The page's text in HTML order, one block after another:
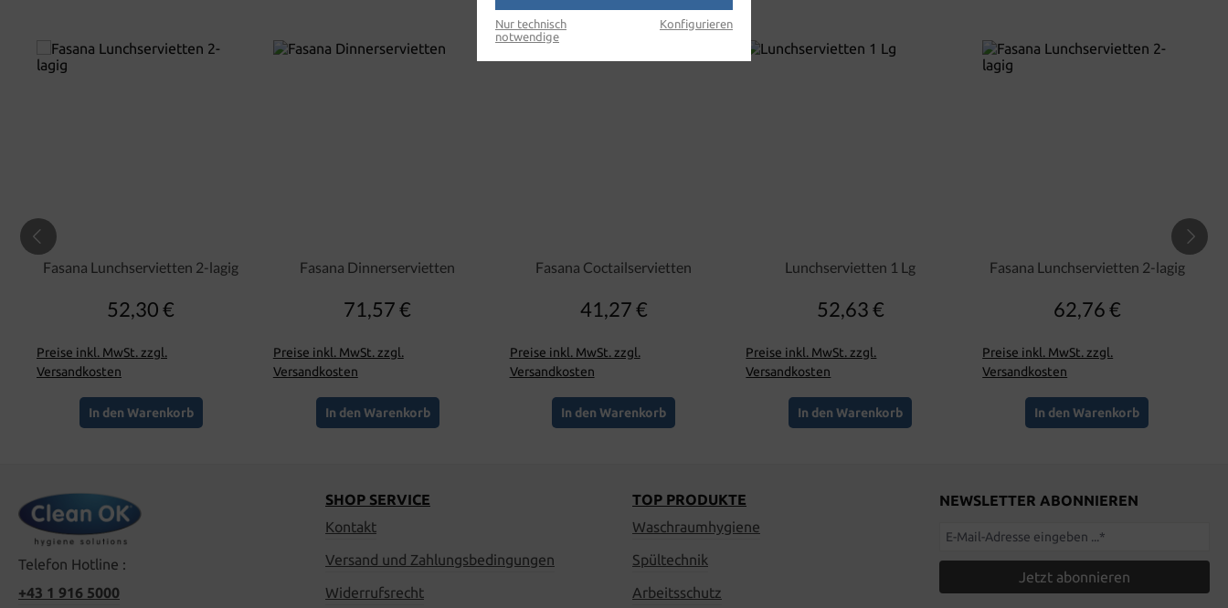
Fasana Lunchservietten 2-lagig
Regulärer Preis:
52,30 €
Preise inkl. MwSt. zzgl.
Versandkosten
In den Warenkorb
Fasana Dinnerservietten
Regulärer Preis:
71,57 €
Preise inkl. MwSt. zzgl.
Versandkosten
In den Warenkorb
Fasana Coctailservietten
Regulärer Preis:
41,27 €
Preise inkl. MwSt. zzgl.
Versandkosten
In den Warenkorb
Lunchservietten 1 Lg
Regulärer Preis:
52,63 €
Preise inkl. MwSt. zzgl.
Versandkosten
In den Warenkorb
Fasana Lunchservietten 2-lagig
Regulärer Preis:
62,76 €
Preise inkl. MwSt. zzgl.
Versandkosten
In den Warenkorb
Telefon Hotline :
+43 1 916 5000
SHOP SERVICE
Kontakt
Versand und Zahlungsbedingungen
Widerrufsrecht
TOP PRODUKTE
Waschraumhygiene
Spültechnik
Arbeitsschutz
NEWSLETTER ABONNIEREN
Jetzt abonnieren
Nur technisch
notwendige
Konfigurieren